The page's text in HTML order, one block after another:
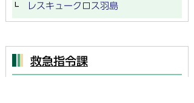
レスキュークロス羽島
救急指令課